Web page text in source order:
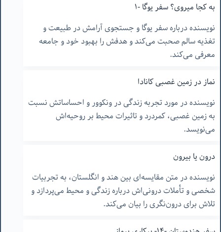
به کجا میروی؟ سفر یوگا -١
نویسنده درباره سفر یوگا و جستجوی آرامش در طبیعت و
تغذیه سالم صحبت می‌کند و هدفش را بهبود خود و جامعه
معرفی می‌کند.
نماز در زمین غصبی کانادا
نویسنده در مورد تجربه زندگی در ونکوور و احساساتش نسبت
به زمین غصبی، کمردرد و تاثیرات محیط بر روحیه‌اش
می‌نویسد.
درون یا بیرون
نویسنده در متن مقایسه‌ای بین هند و انگلستان، به تجربیات
شخصی و تأملات درونی‌اش درباره زندگی و محیط می‌پردازد و
تلاش برای درون‌نگری را بیان می‌کند.